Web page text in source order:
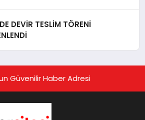
DEVİR TESLİM TÖRENİ
Güvenilir Haber Adresi